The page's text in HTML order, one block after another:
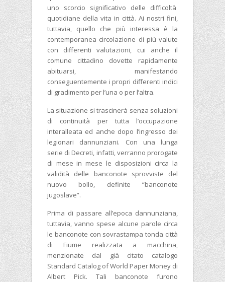
uno scorcio significativo delle difficoltà
quotidiane della vita in città. Ai nostri fini,
tuttavia, quello che più interessa è la
contemporanea circolazione di più valute
con differenti valutazioni, cui anche il
comune cittadino dovette rapidamente
abituarsi, manifestando
conseguentemente i propri differenti indici
di gradimento per l’una o per l’altra.
La situazione si trascinerà senza soluzioni
di continuità per tutta l’occupazione
interalleata ed anche dopo l’ingresso dei
legionari dannunziani. Con una lunga
serie di Decreti, infatti, verranno prorogate
di mese in mese le disposizioni circa la
validità delle banconote sprovviste del
nuovo bollo, definite “banconote
jugoslave”.
Prima di passare all’epoca dannunziana,
tuttavia, vanno spese alcune parole circa
le banconote con sovrastampa tonda città
di Fiume realizzata a macchina,
menzionate dal già citato catalogo
Standard Catalog of World Paper Money di
Albert Pick. Tali banconote furono